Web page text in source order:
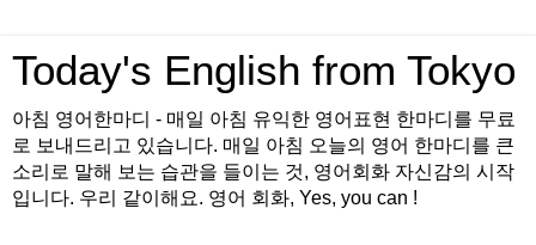
Today's English from Tokyo
아침 영어한마디 - 매일 아침 유익한 영어표현 한마디를 무료
로 보내드리고 있습니다. 매일 아침 오늘의 영어 한마디를 큰
소리로 말해 보는 습관을 들이는 것, 영어회화 자신감의 시작
입니다. 우리 같이해요. 영어 회화, Yes, you can !